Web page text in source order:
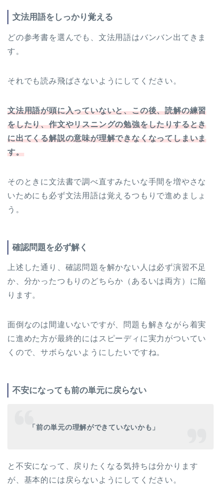
文法用語をしっかり覚える
どの参考書を選んでも、文法用語はバンバン出てきま
す。
それでも読み飛ばさないようにしてください。
文法用語が頭に入っていないと、この後、読解の練習
をしたり、作文やリスニングの勉強をしたりするとき
に出てくる解説の意味が理解できなくなってしまいま
す。
そのときに文法書で調べ直すみたいな手間を増やさな
いためにも必ず文法用語は覚えるつもりで進めましょ
う。
確認問題を必ず解く
上述した通り、確認問題を解かない人は必ず演習不足
か、分かったつもりのどちらか（あるいは両方）に陥
ります。
面倒なのは間違いないですが、問題も解きながら着実
に進めた方が最終的にはスピーディに実力がついてい
くので、サボらないようにしたいですね。
不安になっても前の単元に戻らない
「前の単元の理解ができていないかも」
と不安になって、戻りたくなる気持ちは分かります
が、基本的には戻らないようにしてください。